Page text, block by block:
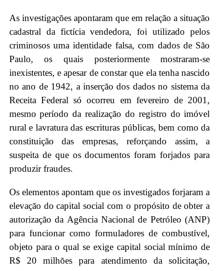
As investigações apontaram que em relação a situação
cadastral da fictícia vendedora, foi utilizado pelos
criminosos uma identidade falsa, com dados de São
Paulo, os quais posteriormente mostraram-se
inexistentes, e apesar de constar que ela tenha nascido
no ano de 1942, a inserção dos dados no sistema da
Receita Federal só ocorreu em fevereiro de 2001,
mesmo período da realização do registro do imóvel
rural e lavratura das escrituras públicas, bem como da
constituição das empresas, reforçando assim, a
suspeita de que os documentos foram forjados para
produzir fraudes.
Os elementos apontam que os investigados forjaram a
elevação do capital social com o propósito de obter a
autorização da Agência Nacional de Petróleo (ANP)
para funcionar como formuladores de combustível,
objeto para o qual se exige capital social mínimo de
R$ 20 milhões para atendimento da solicitação,